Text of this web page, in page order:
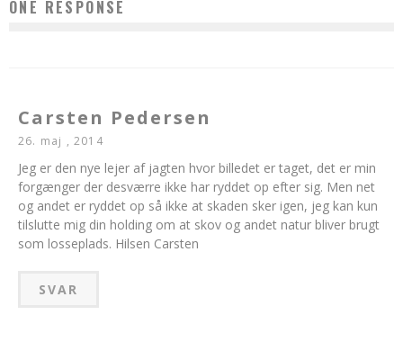
ONE RESPONSE
Carsten Pedersen
26. maj , 2014
Jeg er den nye lejer af jagten hvor billedet er taget, det er min
forgænger der desværre ikke har ryddet op efter sig. Men net
og andet er ryddet op så ikke at skaden sker igen, jeg kan kun
tilslutte mig din holding om at skov og andet natur bliver brugt
som losseplads. Hilsen Carsten
SVAR